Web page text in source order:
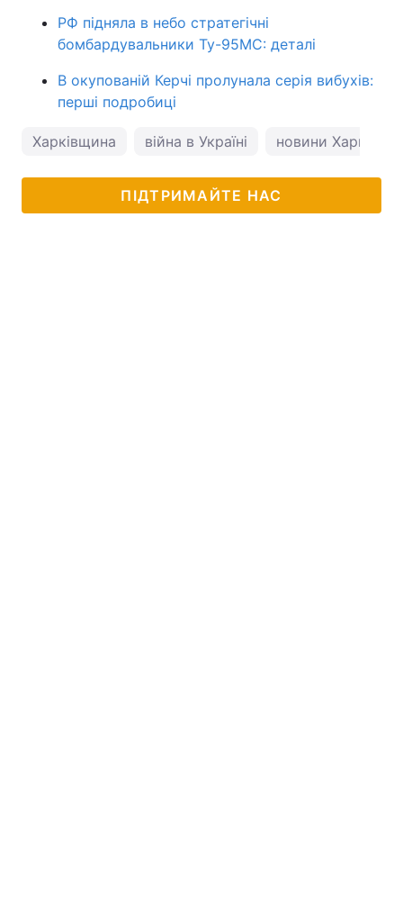
РФ підняла в небо стратегічні
бомбардувальники Ту-95МС: деталі
В окупованій Керчі пролунала серія вибухів:
перші подробиці
Харківщина війна в Україні новини Харкова
ПІДТРИМАЙТЕ НАС